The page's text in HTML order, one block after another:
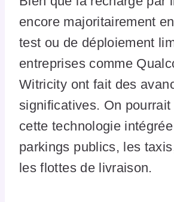
encore majoritairement
test ou de déploiement
entreprises comme
Witricity ont fait des
significatives. On
cette technologie
parkings publics, les
les flottes de livraison.